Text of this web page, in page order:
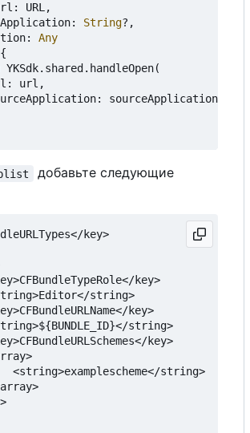
: URL,
: String?,
:
Any
{
YKSdk. shared . handleOpen(
: url ,
:
sourceApplication
добавьте следующие
key>
key>
string>
key>
string>
key>
<string>examplescheme</string>